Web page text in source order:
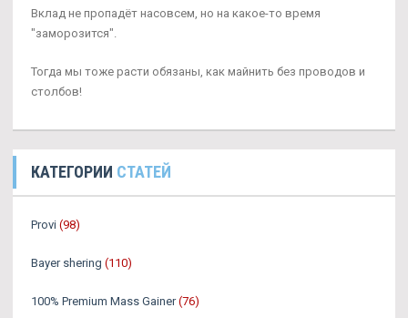
Вклад не пропадёт насовсем, но на какое-то время
"заморозится".
Тогда мы тоже расти обязаны, как майнить без проводов и
столбов!
КАТЕГОРИИ СТАТЕЙ
Provi (98)
Bayer shering (110)
100% Premium Mass Gainer (76)